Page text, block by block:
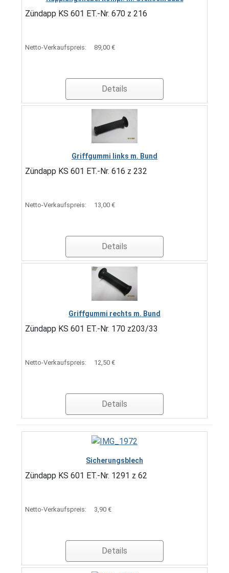
Zündapp KS 601 ET.-Nr. 670 z 216
Netto-Verkaufspreis: 89,00 €
Details
Griffgummi links m. Bund
Zündapp KS 601 ET.-Nr. 616 z 232
Netto-Verkaufspreis: 13,00 €
Details
Griffgummi rechts m. Bund
Zündapp KS 601 ET.-Nr. 170 z203/33
Netto-Verkaufspreis: 12,50 €
Details
Sicherungsblech
Zündapp KS 601 ET.-Nr. 1291 z 62
Netto-Verkaufspreis: 3,90 €
Details